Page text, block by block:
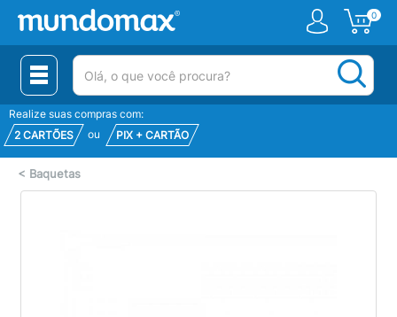
0
(pesquisar)
Realize suas compras com:
2 CARTÕES
ou PIX + CARTÃO
< Baquetas